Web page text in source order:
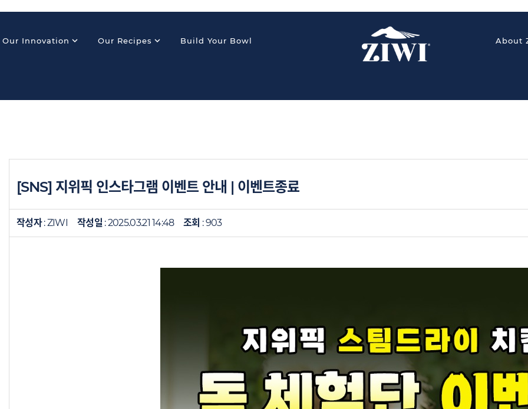
Our Innovation expand_more Our Recipes expand_more Build Your Bowl About
[SNS] 지위픽 인스타그램 이벤트 안내 | 이벤트종료
작성자: ZIWI 작성일 : 2025.03.21 14:48 조회 : 903